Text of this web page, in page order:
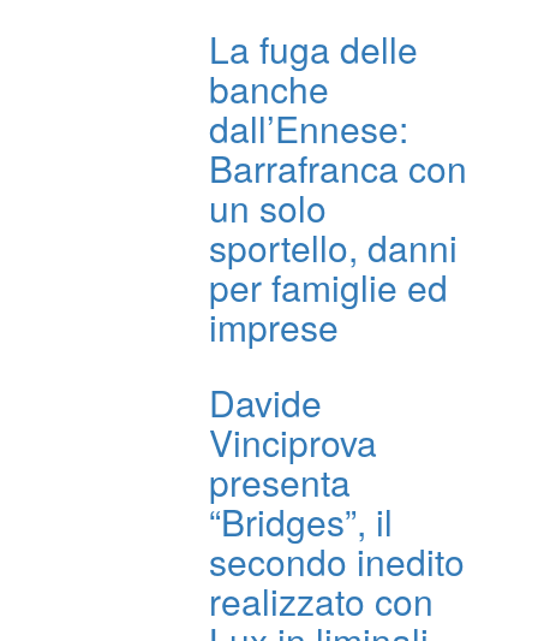
La fuga delle
banche
dall’Ennese:
Barrafranca con
un solo
sportello, danni
per famiglie ed
imprese
Davide
Vinciprova
presenta
“Bridges”, il
secondo inedito
realizzato con